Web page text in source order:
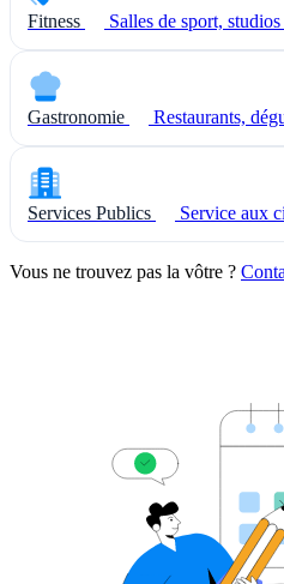
Fitness Salles de sport,
Gastronomie Restaurants,
Services Publics Service aux
Vous ne trouvez pas la vôtre ?